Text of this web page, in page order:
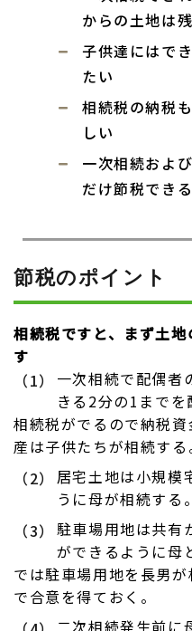
からの土地は
子供達にはで
たい
相続税の納税
しい
一次相続およ
だけ節税でき
節税のポイント
相続税ですと、まず土
す
（1）
一次相続で配偶者
きる2分の1まで
相続税がでるので納税
産は子供たちが相続する
（2）
居宅土地は小規模
うに母が相続する。
（3） 駐車場用地は共有
ができるように母
では駐車場用地を長男
で合意を得ておく。